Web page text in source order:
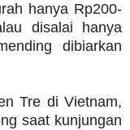
hanya Rp200-
disalai hanya
dibiarkan
Tre di Vietnam,
saat kunjungan